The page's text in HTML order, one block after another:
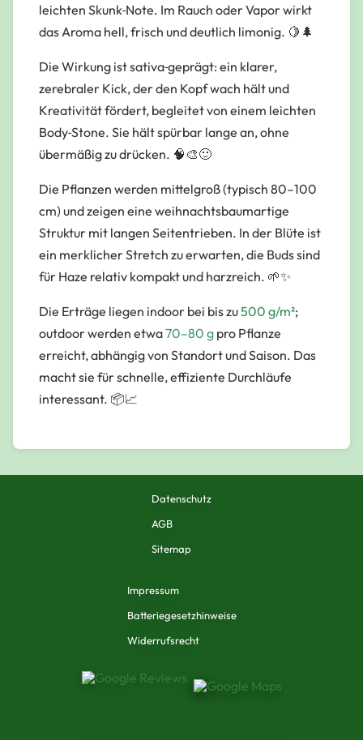
leichten Skunk‑Note. Im Rauch oder Vapor wirkt
das Aroma hell, frisch und deutlich limonig. 🍋🌲
Die Wirkung ist sativa‑geprägt: ein klarer,
zerebraler Kick, der den Kopf wach hält und
Kreativität fördert, begleitet von einem leichten
Body‑Stone. Sie hält spürbar lange an, ohne
übermäßig zu drücken. 🧠🎨🙂
Die Pflanzen werden mittelgroß (typisch 80–100
cm) und zeigen eine weihnachtsbaumartige
Struktur mit langen Seitentrieben. In der Blüte ist
ein merklicher Stretch zu erwarten, die Buds sind
für Haze relativ kompakt und harzreich. 🌱✨
Die Erträge liegen indoor bei bis zu500 g/m²;
outdoor werden etwa70–80 g pro Pflanze
erreicht, abhängig von Standort und Saison. Das
macht sie für schnelle, effiziente Durchläufe
interessant. 📦📈
Datenschutz
AGB
Sitemap
Impressum
Batteriegesetzhinweise
Widerrufsrecht